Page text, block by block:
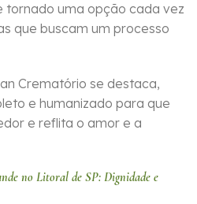
tornado uma opção cada vez
que buscam um processo
Crematório se destaca,
e humanizado para que
e reflita o amor e a
no Litoral de SP: Dignidade e